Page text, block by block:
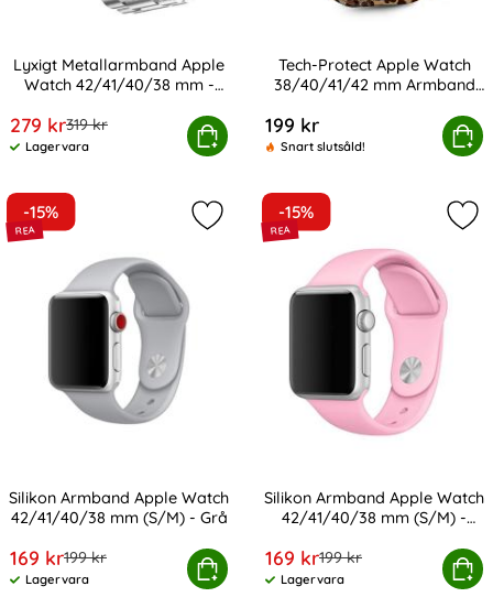
Lyxigt Metallarmband Apple
Watch 42/41/40/38 mm -
rea pris
279 krtidigare pris
319 kr
Tillgänglighet:
Lagervara
Köp
Apple Watch 42/41/40/38 mm - Silver
Tech-Protect Apple Watch
38/40/41/42 mm Armband
199 kr
Snart slutsåld!
Köp
Tech-Protect Apple Watch 38/40/41/
-15%
Silikon Armband Apple Watch
42/41/40/38 mm (S/M) - Grå
rea pris
169 krtidigare pris
199 kr
Tillgänglighet:
Lagervara
Köp
Armband Apple Watch 42/41/40/38 mm (S/M) - Grå
Markera silikon Armband Apple
-15%
Silikon Armband Apple Watch
42/41/40/38 mm (S/M) -
rea pris
169 krtidigare pris
199 kr
Tillgänglighet:
Lagervara
Köp
Silikon Armband Apple Watch